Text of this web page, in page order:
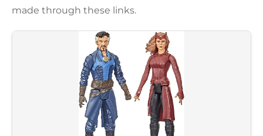
made through these links.